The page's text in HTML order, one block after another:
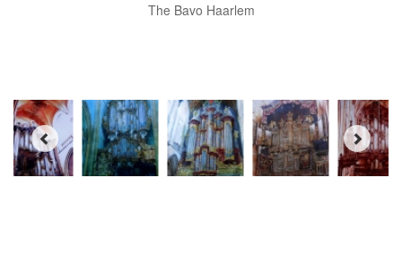
The Bavo Haarlem